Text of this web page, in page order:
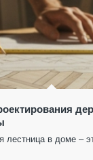
лестница в доме –